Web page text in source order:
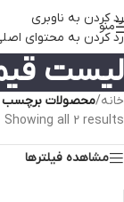
رد کردن به ناوبری
رد کردن به محتوای
منو
لیست
خانه/محصولات برچسب
Showing all 2 results
مشاهده فیلترها